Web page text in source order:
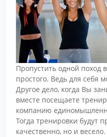
Пропустить одной
простого. Ведь для себя
Другое дело, когда Вы
вместе посещаете
компанию
Тогда тренировки будут
качественно, но и весело.